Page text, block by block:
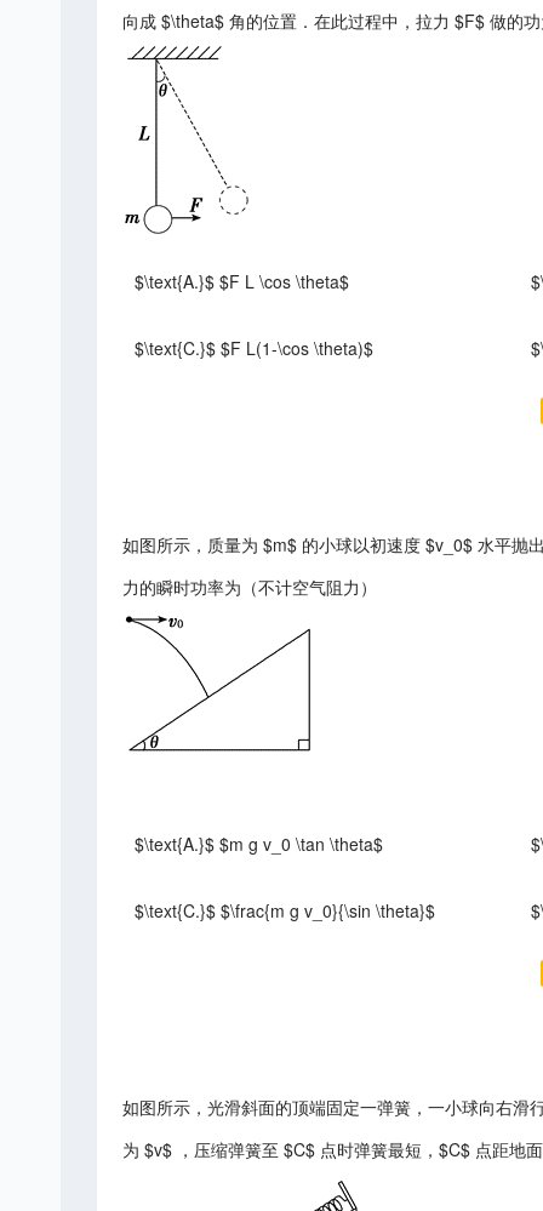
向成 $\theta$ 角的位置．在此过程中，拉力 $F$ 做的
$\text{A.}$ $F L \cos \theta$
$\text{C.}$ $F L(1-\cos \theta)$
如图所示，质量为 $m$ 的小球以初速度 $v_0$ 水平抛
力的瞬时功率为（不计空气阻力）
$\text{A.}$ $m g v_0 \tan \theta$
$\text{C.}$ $\frac{m g v_0}{\sin \theta}$
如图所示，光滑斜面的顶端固定一弹簧，一小球向右
为 $v$ ，压缩弹簧至 $C$ 点时弹簧最短，$C$ 点距地